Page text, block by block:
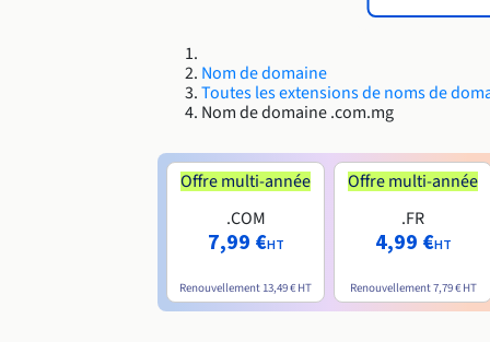
Nom de domaine
Toutes les extensions de noms de
Nom de domaine .com.mg
Offre multi-année
.COM
7,99 €HT
Renouvellement 13,49 € HT
Offre multi-année
.FR
4,99 €HT
Renouvellement7,79 € HT